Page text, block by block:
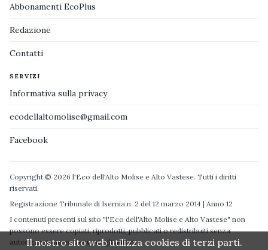
Abbonamenti EcoPlus
Redazione
Contatti
SERVIZI
Informativa sulla privacy
ecodellaltomolise@gmail.com
Facebook
Copyright © 2026 l'Eco dell'Alto Molise e Alto Vastese. Tutti i diritti
riservati.
Registrazione Tribunale di Isernia n. 2 del 12 marzo 2014 | Anno 12
I contenuti presenti sul sito "l'Eco dell'Alto Molise e Alto Vastese" non
possono essere copiati, riprodotti, pubblicati o redistribuiti senza
autorizzazione espressa degli autori.
Il nostro sito web utilizza cookies di terzi parti.